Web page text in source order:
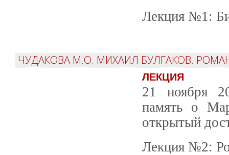
Лекция №1:
ЧУДАКОВА М.О. МИХАИЛ БУЛГАКОВ.
ЛЕКЦИЯ
21 ноября
память о
открытый
Лекция №2: